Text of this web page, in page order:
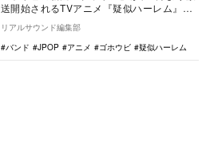
送開始されるTVアニメ『疑似ハーレム』の
オープニング主題歌に決定した。 TVアニメ
「疑…
リアルサウンド編集部
バンド
JPOP アニメ ゴホウビ 疑似ハーレム